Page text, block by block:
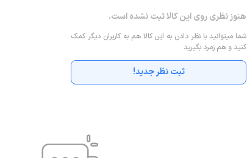
هنوز نظری روی این کالا ثبت نشده است.
شما میتوانید با نظر دادن به این کالا هم به کاربران دیگر کمک
کنید و هم زمرد بگیرید
ثبت نظر جدید!